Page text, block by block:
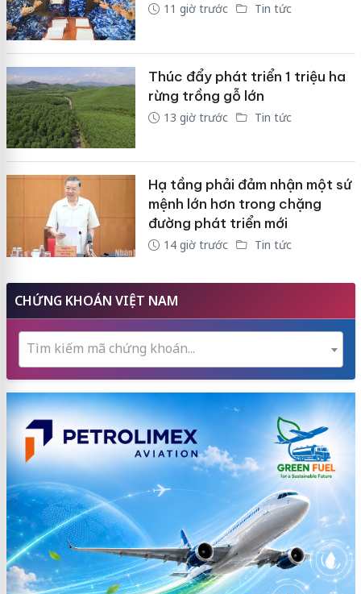
11 giờ trước Tin tức
Thúc đẩy phát triển 1 triệu ha
rừng trồng gỗ lớn
13 giờ trước Tin tức
Hạ tầng phải đảm nhận một sứ
mệnh lớn hơn trong chặng
đường phát triển mới
14 giờ trước Tin tức
CHỨNG KHOÁN VIỆT NAM
Tìm kiếm mã chứng khoán...